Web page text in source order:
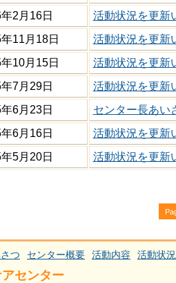
2月16日
活動状況を更新
11月18日
活動状況を更新
10月15日
活動状況を更新
7月29日
活動状況を更新
6月23日
センター長あい
6月16日
活動状況を更新
5月20日
活動状況を更新
つ センター概要 活動内容 活動状況
センター